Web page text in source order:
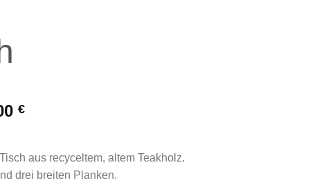
€
aus recyceltem, altem Teakholz.
drei breiten Planken.